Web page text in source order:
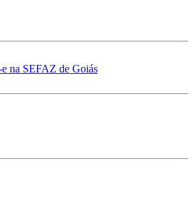
na SEFAZ de Goiás